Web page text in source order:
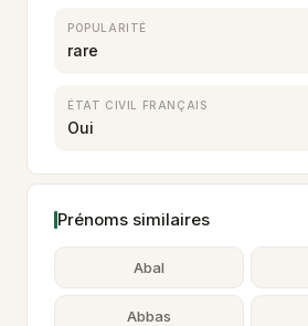
POPULARITÉ
rare
ÉTAT CIVIL FRANÇAIS
Oui
Prénoms similaires
Abal
Abbas